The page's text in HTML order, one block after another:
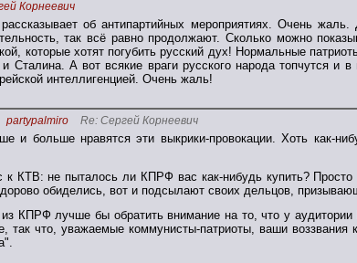
Корнеевич
об антипартийных мероприятиях. Очень
так всё равно продолжают. Сколько можно
которые хотят погубить русский дух! Нормальные
и Сталина. А вот всякие враги русского народа топчутся
интеллигенцией. Очень жаль!
partypalmiro Re: Сергей Корнеевич
и больше нравятся эти выкрики-провокации. Хоть как-
к КТВ: не пыталось ли КПРФ вас как-нибудь купить?
обиделись, вот и подсылают своих дельцов,
КПРФ лучше бы обратить внимание на то, что у аудитории
так что, уважаемые коммунисты-патриоты, ваши